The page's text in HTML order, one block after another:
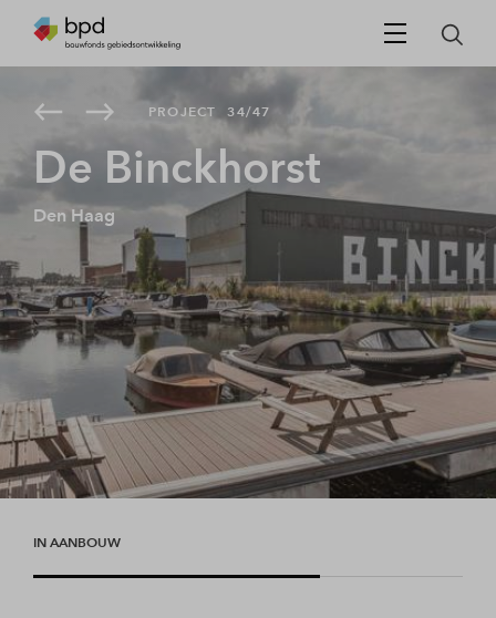
PROJECT 34/47
De Binckhorst
Den Haag
IN AANBOUW